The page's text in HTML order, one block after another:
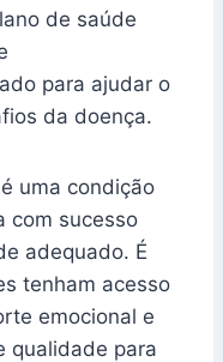
de saúde
para ajudar o
da doença.
uma condição
com sucesso
adequado. É
tenham acesso
emocional e
qualidade para